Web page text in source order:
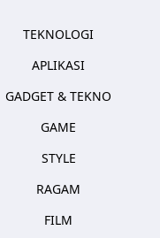
TEKNOLOGI
APLIKASI
GADGET & TEKNO
GAME
STYLE
RAGAM
FILM